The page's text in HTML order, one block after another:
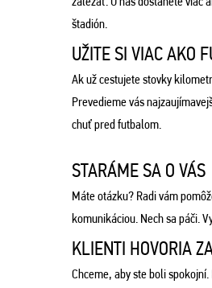
štadión.
UŽITE SI VIAC AKO
Ak už cestujete stovky
Prevedieme vás
chuť pred futbalom.
STARÁME SA O VÁS
Máte otázku? Radi vám
komunikáciou. Nech sa páči.
KLIENTI HOVORIA
Chceme, aby ste boli